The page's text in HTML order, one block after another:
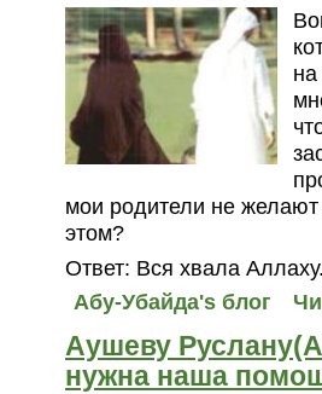
мои родители не
этом?
Ответ: Вся хвала
Абу-Убайда's блог
Аушеву
нужна наша